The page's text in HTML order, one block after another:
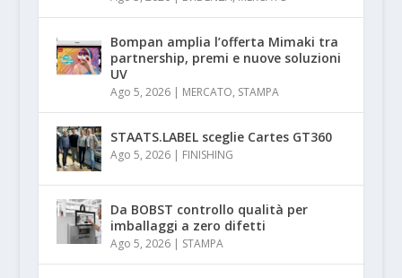
Bompan amplia l’offerta Mimaki tra
partnership, premi e nuove soluzioni
UV
Ago 5, 2026| MERCATO, STAMPA
STAATS.LABEL sceglie Cartes GT360
Ago 5, 2026| FINISHING
Da BOBST controllo qualità per
imballaggi a zero difetti
Ago 5, 2026| STAMPA